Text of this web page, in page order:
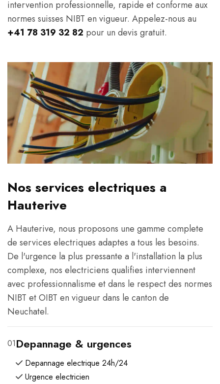
intervention professionnelle, rapide et conforme aux
normes suisses NIBT en vigueur. Appelez-nous au
+41 78 319 32 82 pour un devis gratuit.
Nos services electriques a
Hauterive
A Hauterive, nous proposons une gamme complete
de services electriques adaptes a tous les besoins.
De l'urgence la plus pressante a l'installation la plus
complexe, nos electriciens qualifies interviennent
avec professionnalisme et dans le respect des normes
NIBT et OIBT en vigueur dans le canton de
Neuchatel.
01Depannage & urgences
Depannage electrique 24h/24
Urgence electricien